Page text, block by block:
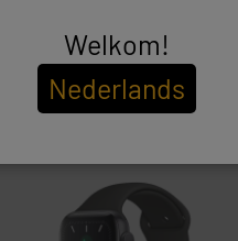
Refurbished PCs & Macbooks
Welkom!
Nederlands